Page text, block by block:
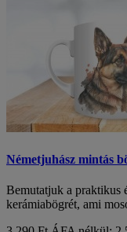
Németjuhász mintás
Bemutatjuk a praktikus
kerámiabögrét, ami